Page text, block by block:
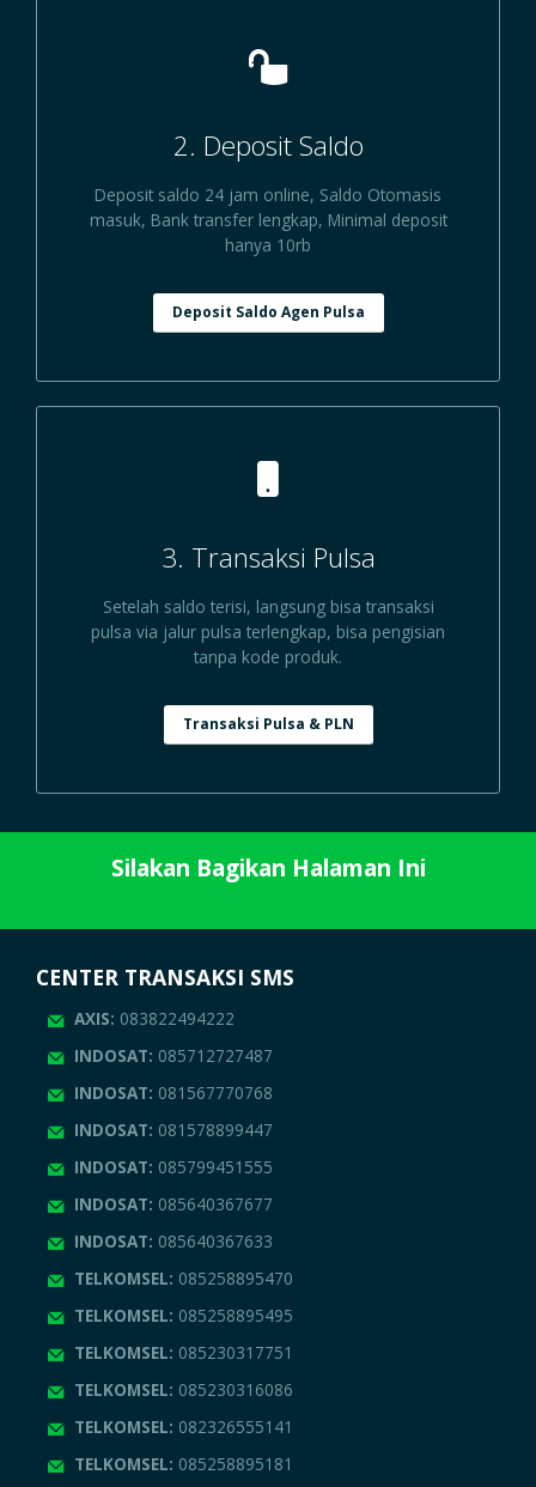
2. Deposit Saldo
Deposit saldo 24 jam online, Saldo Otomasis
masuk, Bank transfer lengkap, Minimal deposit
hanya 10rb
Deposit Saldo Agen Pulsa
3. Transaksi Pulsa
Setelah saldo terisi, langsung bisa transaksi
pulsa via jalur pulsa terlengkap, bisa pengisian
tanpa kode produk.
Transaksi Pulsa & PLN
Silakan Bagikan Halaman Ini
CENTER TRANSAKSI SMS
AXIS: 083822494222
INDOSAT: 085712727487
INDOSAT: 081567770768
INDOSAT: 081578899447
INDOSAT: 085799451555
INDOSAT: 085640367677
INDOSAT: 085640367633
TELKOMSEL: 085258895470
TELKOMSEL: 085258895495
TELKOMSEL: 085230317751
TELKOMSEL: 085230316086
TELKOMSEL: 082326555141
TELKOMSEL: 085258895181